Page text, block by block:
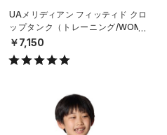
UAメリディアン フィッティド クロ
ップタンク（トレーニング/WOME
N）
￥7,150